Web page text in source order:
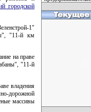
городской
1"
"11-й км
на праве
"11-й
владения
дорожной
массивы